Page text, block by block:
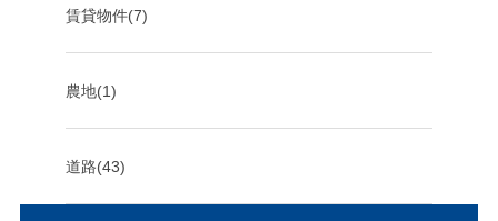
賃貸物件(7)
農地(1)
道路(43)